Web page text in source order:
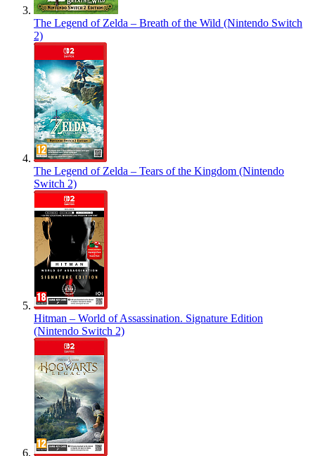
The Legend of Zelda – Breath of the Wild (Nintendo Switch
2)
The Legend of Zelda – Tears of the Kingdom (Nintendo
Switch 2)
Hitman – World of Assassination. Signature Edition
(Nintendo Switch 2)